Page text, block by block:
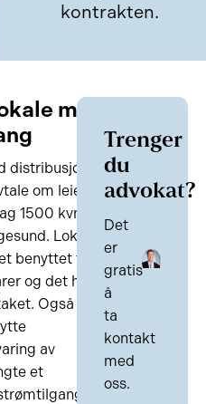
kontrakten.
med
distribusjon
om leie av
1500 kvm i
Lokalet
benyttet til
og det hang
Også det
av
et
Trenger
du
advokat?
Det
er
gratis
å
ta
kontakt
med
oss.